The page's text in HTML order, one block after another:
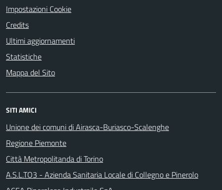
Impostazioni Cookie
Credits
Ultimi aggiornamenti
Statistiche
Mappa del Sito
SITI AMICI
Unione dei comuni di Airasca-Buriasco-Scalenghe
Regione Piemonte
Città Metropolitanda di Torino
A.S.L.TO3 - Azienda Sanitaria Locale di Collegno e Pinerolo